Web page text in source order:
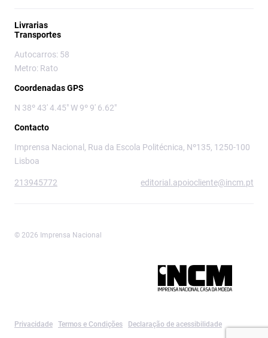
Livrarias
Transportes
Autocarros: 58
Metro: Rato
Coordenadas GPS
N 38º 43' 4.45" W 9º 9' 6.62"
Contacto
Imprensa Nacional, Rua da Escola Politécnica, Nº135, 1250-100
Lisboa
213945772 editorial.apoiocliente@incm.pt
© 2026 Imprensa Nacional
Privacidade Termos e Condições Declaração de acessibilidade